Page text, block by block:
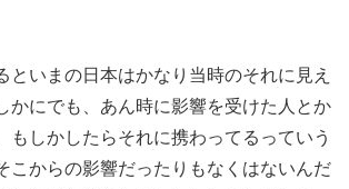
といまの日本はかなり当時のそれに見え
かにでも、あん時に影響を受けた人とか
もしかしたらそれに携わってるっていう
こからの影響だったりもなくはないんだ